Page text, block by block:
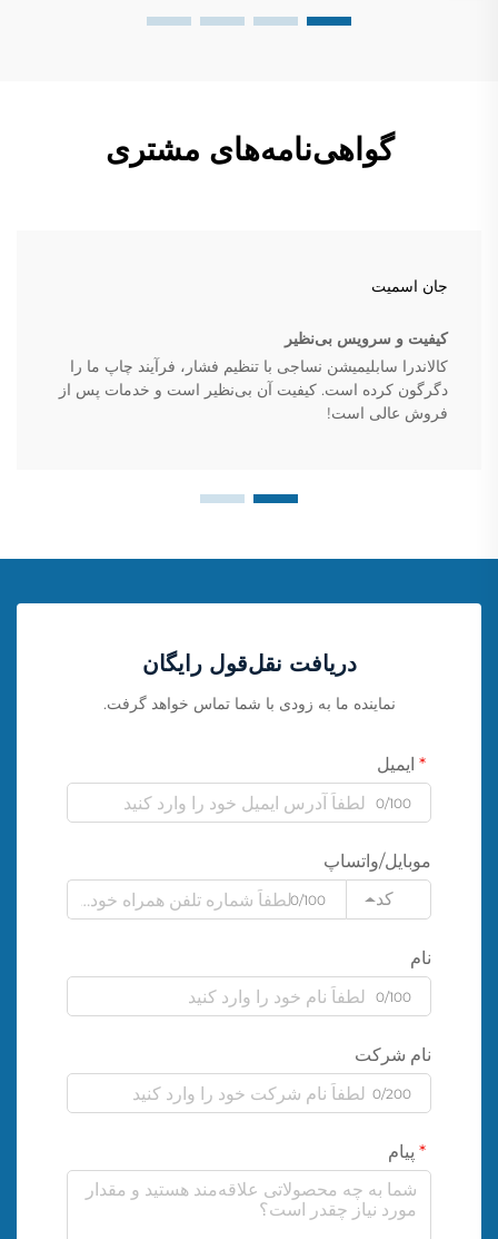
گواهی‌نامه‌های مشتری
جان اسمیت
کیفیت و سرویس بی‌نظیر
کالاندرا سابلیمیشن نساجی با تنظیم فشار، فرآیند چاپ ما را
دگرگون کرده است. کیفیت آن بی‌نظیر است و خدمات پس از
فروش عالی است!
دریافت نقل‌قول رایگان
نماینده ما به زودی با شما تماس خواهد گرفت.
ایمیل
0/100
موبایل/واتساپ
کد
0/100
نام
0/100
نام شرکت
0/200
پیام